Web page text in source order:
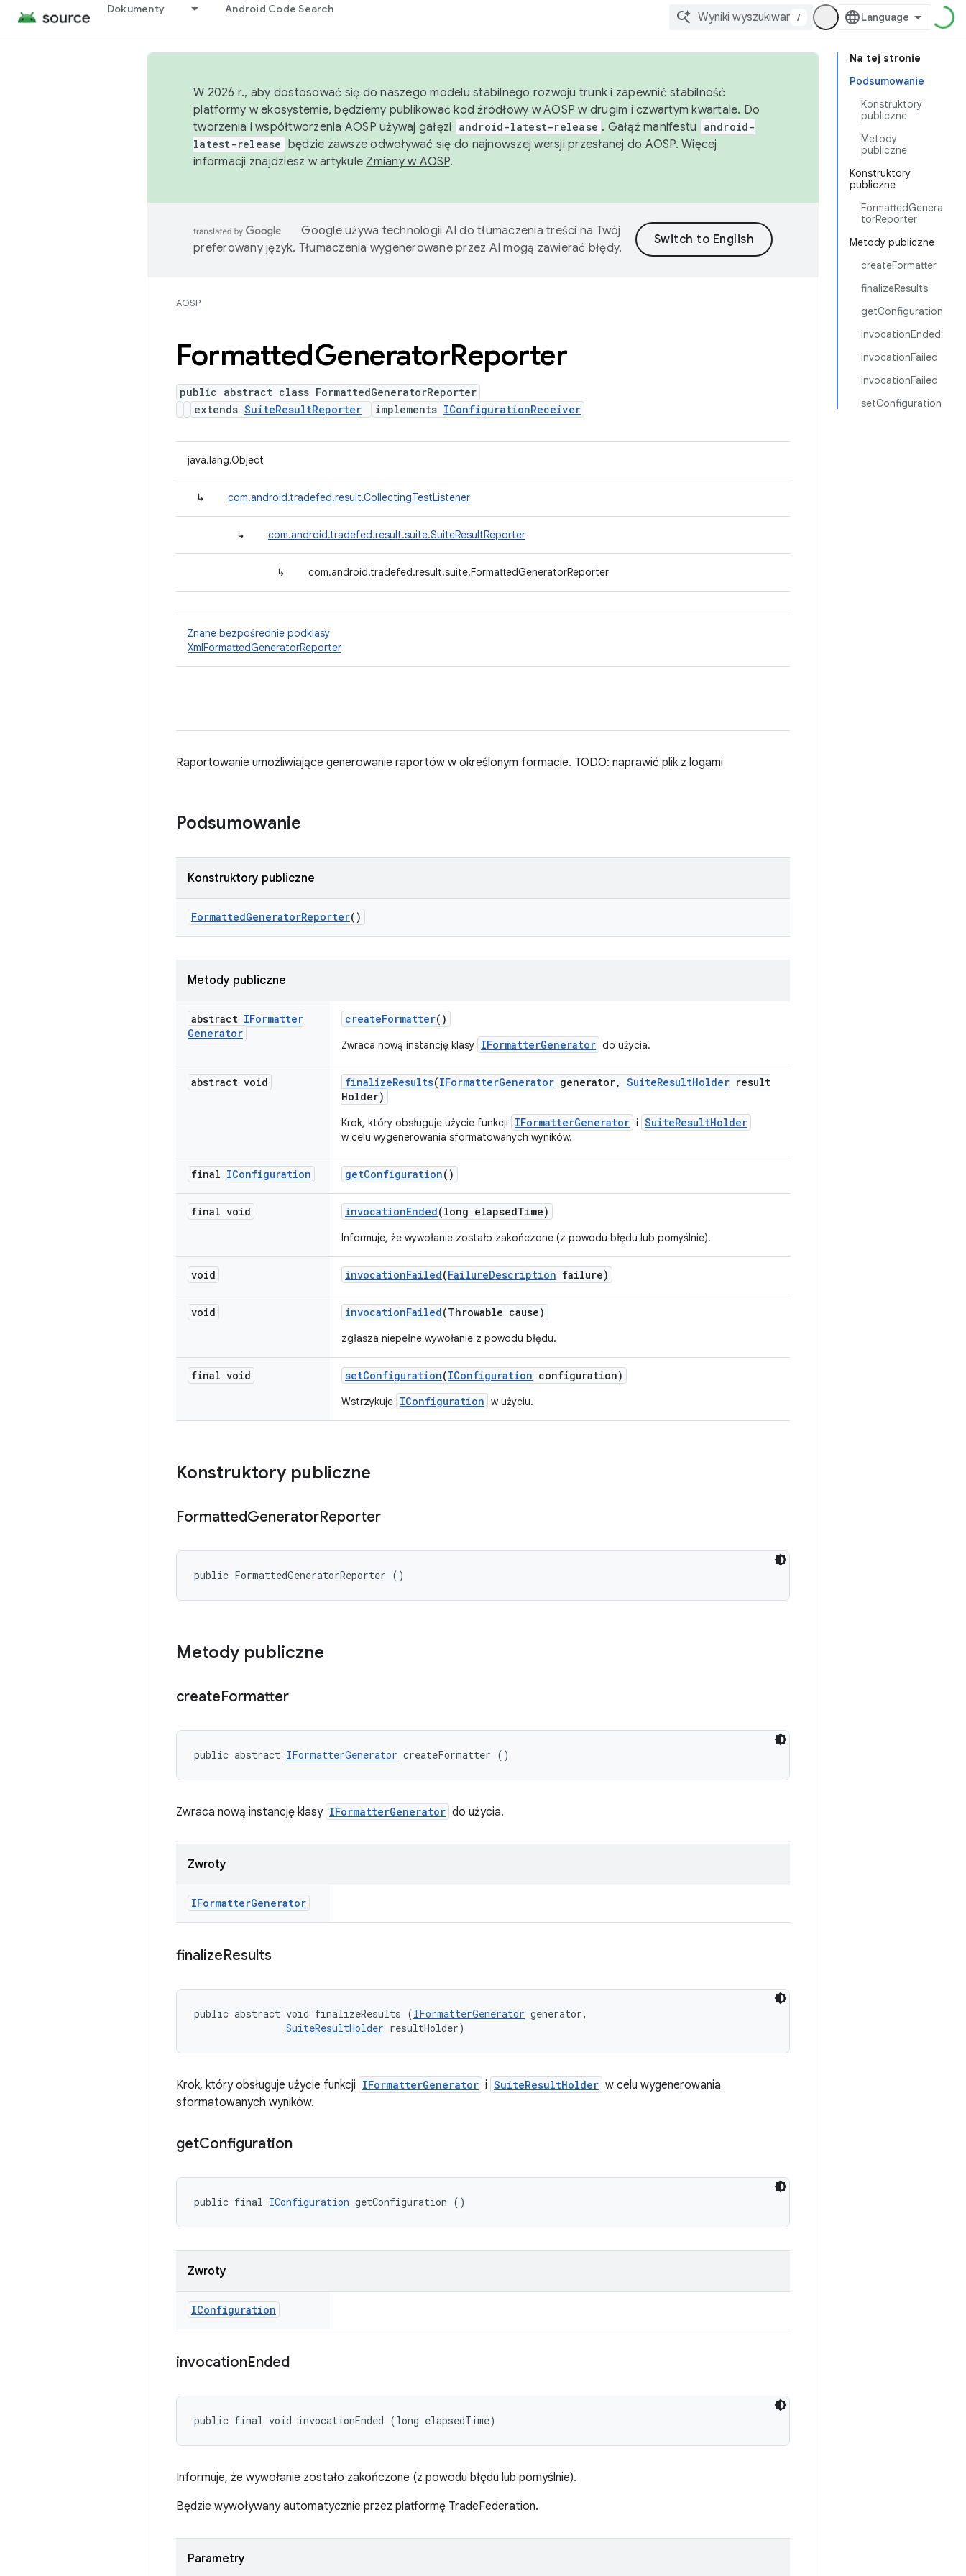
Dokumenty Android Code Search
/
Na tej stronie
Podsumowanie
Konstruktory
publiczne
Metody
publiczne
Konstruktory
publiczne
FormattedGenera
torReporter
Metody publiczne
createFormatter
finalizeResults
getConfiguration
invocationEnded
invocationFailed
invocationFailed
setConfiguration
W 2026 r., aby dostosować się do naszego modelu stabilnego rozwoju trunk i zapewnić stabilność
platformy w ekosystemie, będziemy publikować kod źródłowy w AOSP w drugim i czwartym kwartale. Do
tworzenia i współtworzenia AOSP używaj gałęzi
android-latest-release . Gałąź manifestu
android-
latest-release będzie zawsze odwoływać się do najnowszej wersji przesłanej do AOSP. Więcej
informacji znajdziesz w artykule Zmiany w AOSP.
Google używa technologii AI do tłumaczenia treści na Twój
preferowany język. Tłumaczenia wygenerowane przez AI mogą zawierać błędy.
AOSP
FormattedGeneratorReporter
public abstract class FormattedGeneratorReporter
extends SuiteResultReporter implements IConfigurationReceiver
java.lang.Object
↳ com.android.tradefed.result.CollectingTestListener
↳ com.android.tradefed.result.suite.SuiteResultReporter
↳ com.android.tradefed.result.suite.FormattedGeneratorReporter
Znane bezpośrednie podklasy
XmlFormattedGeneratorReporter
Raportowanie umożliwiające generowanie raportów w określonym formacie. TODO: naprawić plik z logami
Podsumowanie
Konstruktory publiczne
FormattedGeneratorReporter()
Metody publiczne
abstract IFormatter
Generator
createFormatter()
Zwraca nową instancję klasy IFormatterGenerator do użycia.
abstract void finalizeResults(IFormatterGenerator generator, SuiteResultHolder result
Holder)
Krok, który obsługuje użycie funkcji IFormatterGenerator i SuiteResultHolder
w celu wygenerowania sformatowanych wyników.
final IConfiguration getConfiguration()
final void invocationEnded(long elapsedTime)
Informuje, że wywołanie zostało zakończone (z powodu błędu lub pomyślnie).
void invocationFailed(FailureDescription failure)
void invocationFailed(Throwable cause)
zgłasza niepełne wywołanie z powodu błędu.
final void setConfiguration(IConfiguration configuration)
Wstrzykuje IConfiguration w użyciu.
Konstruktory publiczne
FormattedGeneratorReporter
public FormattedGeneratorReporter ()
Metody publiczne
createFormatter
public abstract IFormatterGenerator createFormatter ()
Zwraca nową instancję klasy IFormatterGenerator do użycia.
Zwroty
IFormatterGenerator
finalizeResults
public abstract void finalizeResults (IFormatterGenerator generator,
SuiteResultHolder resultHolder)
Krok, który obsługuje użycie funkcji IFormatterGenerator i SuiteResultHolder w celu wygenerowania
sformatowanych wyników.
getConfiguration
public final IConfiguration getConfiguration ()
Zwroty
IConfiguration
invocationEnded
public final void invocationEnded (long elapsedTime)
Informuje, że wywołanie zostało zakończone (z powodu błędu lub pomyślnie).
Będzie wywoływany automatycznie przez platformę TradeFederation.
Parametry